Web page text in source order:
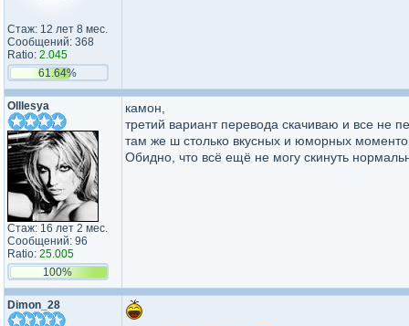
Стаж: 12 лет 8 мес.
Сообщений: 368
Ratio: 2.045
61.64%
Olllesya
Стаж: 16 лет 2 мес.
Сообщений: 96
Ratio: 25.005
100%
камон,
третий вариант перевода скачиваю и все не
там же ш столько вкусных и юморных
Обидно, что всё ещё не могу скинуть
Dimon_28